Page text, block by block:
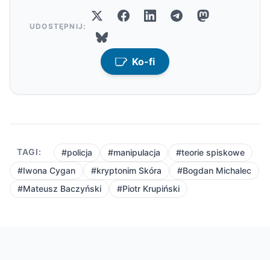
UDOSTĘPNIJ:
Ko-fi
TAGI: #policja #manipulacja
#teorie spiskowe
#Iwona Cygan
#kryptonim Skóra
#Bogdan Michalec
#Mateusz Baczyński
#Piotr Krupiński